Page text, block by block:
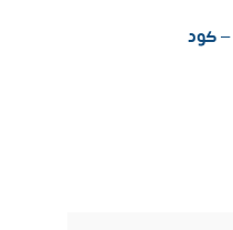
بديل خشب بروفايل ليد PS 12CM – كود